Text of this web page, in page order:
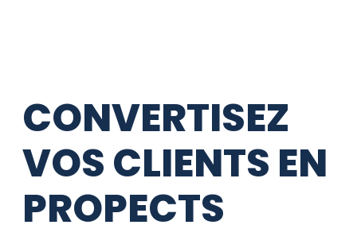
CONVERTISEZ
VOS CLIENTS EN
PROPECTS